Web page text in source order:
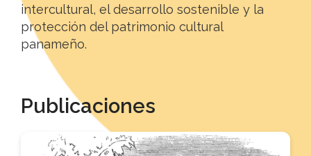
intercultural, el desarrollo sostenible y la
protección del patrimonio cultural
panameño.
Publicaciones